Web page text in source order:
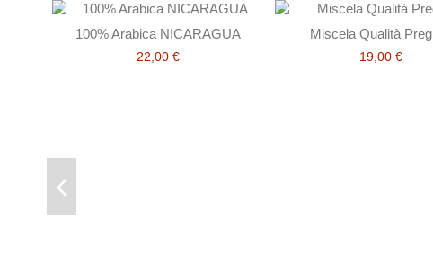
100% Arabica
Capsula Arabica Nicaragua –